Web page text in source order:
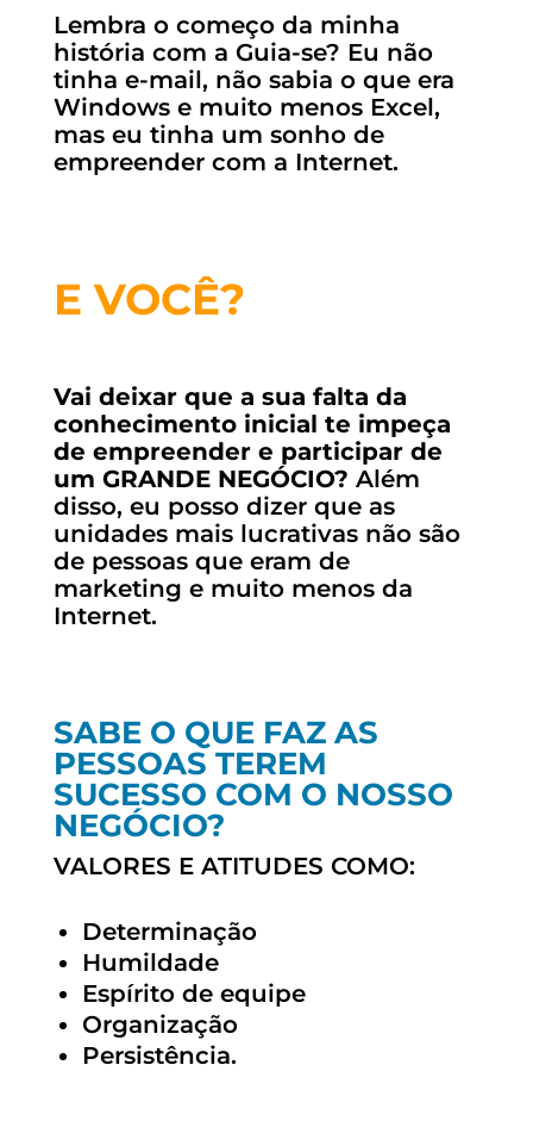
Lembra o começo da minha
história com a Guia-se? Eu não
tinha e-mail, não sabia o que era
Windows e muito menos Excel,
mas eu tinha um sonho de
empreender com a Internet.
E VOCÊ?
Vai deixar que a sua falta da
conhecimento inicial te impeça
de empreender e participar de
um GRANDE NEGÓCIO? Além
disso, eu posso dizer que as
unidades mais lucrativas não são
de pessoas que eram de
marketing e muito menos da
Internet.
SABE O QUE FAZ AS
PESSOAS TEREM
SUCESSO COM O NOSSO
NEGÓCIO?
VALORES E ATITUDES COMO:
Determinação
Humildade
Espírito de equipe
Organização
Persistência.